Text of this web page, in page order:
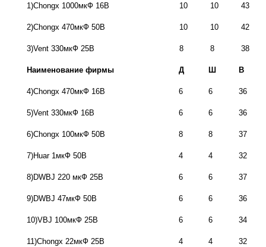
1)Chongx 1000мкФ 16В 10 10 43
2)Chongx 470мкФ 50В 10 10 42
3)Vent 330мкФ 25В 8 8 38
Наименование фирмы Д Ш В
4)Chongx 470мкФ 16В 6 6 36
5)Vent 330мкФ 16В 6 6 36
6)Chongx 100мкФ 50В 8 8 37
7)Huar 1мкФ 50В 4 4 32
8)DWBJ 220 мкФ 25В 6 6 37
9)DWBJ 47мкФ 50В 6 6 36
10)VBJ 100мкФ 25В 6 6 34
11)Chongx 22мкФ 25В 4 4 32